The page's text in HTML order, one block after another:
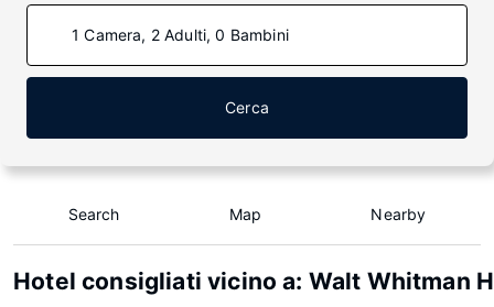
1 Camera, 2 Adulti, 0 Bambini
Cerca
Search Map Nearby
Hotel consigliati vicino a: Walt Whitman